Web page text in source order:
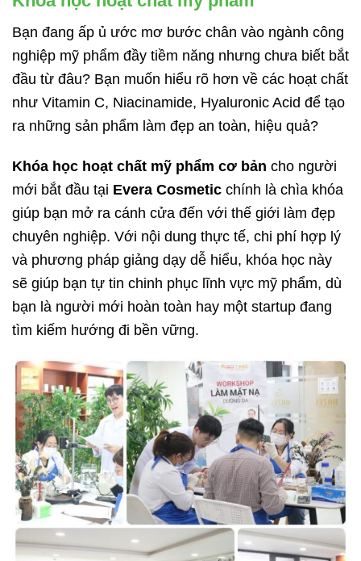
Bạn đang ấp ủ ước mơ bước chân vào ngành công
nghiệp mỹ phẩm đầy tiềm năng nhưng chưa biết bắt
đầu từ đâu? Bạn muốn hiểu rõ hơn về các hoạt chất
như Vitamin C, Niacinamide, Hyaluronic Acid để tạo
ra những sản phẩm làm đẹp an toàn, hiệu quả?
Khóa học hoạt chất mỹ phẩm cơ bản cho người
mới bắt đầu tại Evera Cosmetic chính là chìa khóa
giúp bạn mở ra cánh cửa đến với thế giới làm đẹp
chuyên nghiệp. Với nội dung thực tế, chi phí hợp lý
và phương pháp giảng dạy dễ hiểu, khóa học này
sẽ giúp bạn tự tin chinh phục lĩnh vực mỹ phẩm, dù
bạn là người mới hoàn toàn hay một startup đang
tìm kiếm hướng đi bền vững.